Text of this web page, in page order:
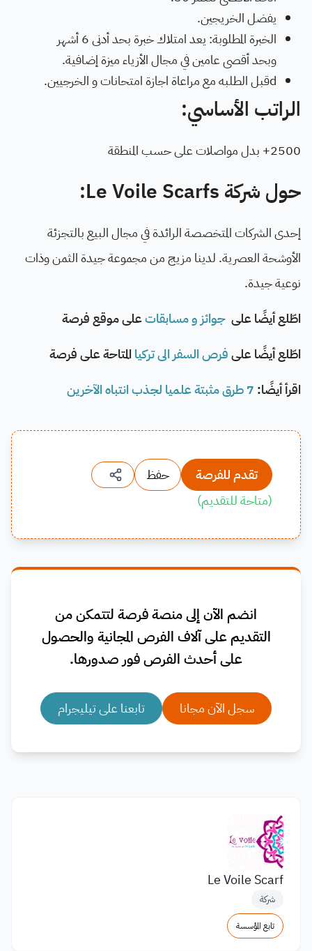
يفضل الخريجين.
الخبرة المطلوبة: يعد امتلاك خبرة بحد أدنى 6 أشهر
وبحد أقصى عامين في مجال الأزياء ميزة إضافية.
dقبل الطلبه مع مراعاة اجازة امتحانات و الخرجيين.
الراتب الأساسي:
2500+ بدل مواصلات على حسب المنطقة
حول شركة Le Voile Scarfs:
إحدى الشركات المتخصصة الرائدة في مجال البيع بالتجزئة
الأوشحة العصرية. لدينا مزيج من مجموعة جيدة الثمن وذات
نوعية جيدة.
اطّلع أيضًا على جوائز و مسابقاتعلى موقع فرصة
اطّلع أيضًا علىفرص السفر الى تركيا المتاحة على فرصة
اقرأ أيضًا: 7 طرق مثبتة علميا لجذب انتباه الآخرين
تقدم للفرصة
حفظ
(متاحة للتقديم)
انضم الآن إلى منصة فرصة لتتمكن من
التقديم على آلاف الفرص المجانية والحصول
على أحدث الفرص فور صدورها.
سجل الآن مجانا تابعنا على تيليجرام
Le Voile Scarf
شركة
تابع المؤسسة